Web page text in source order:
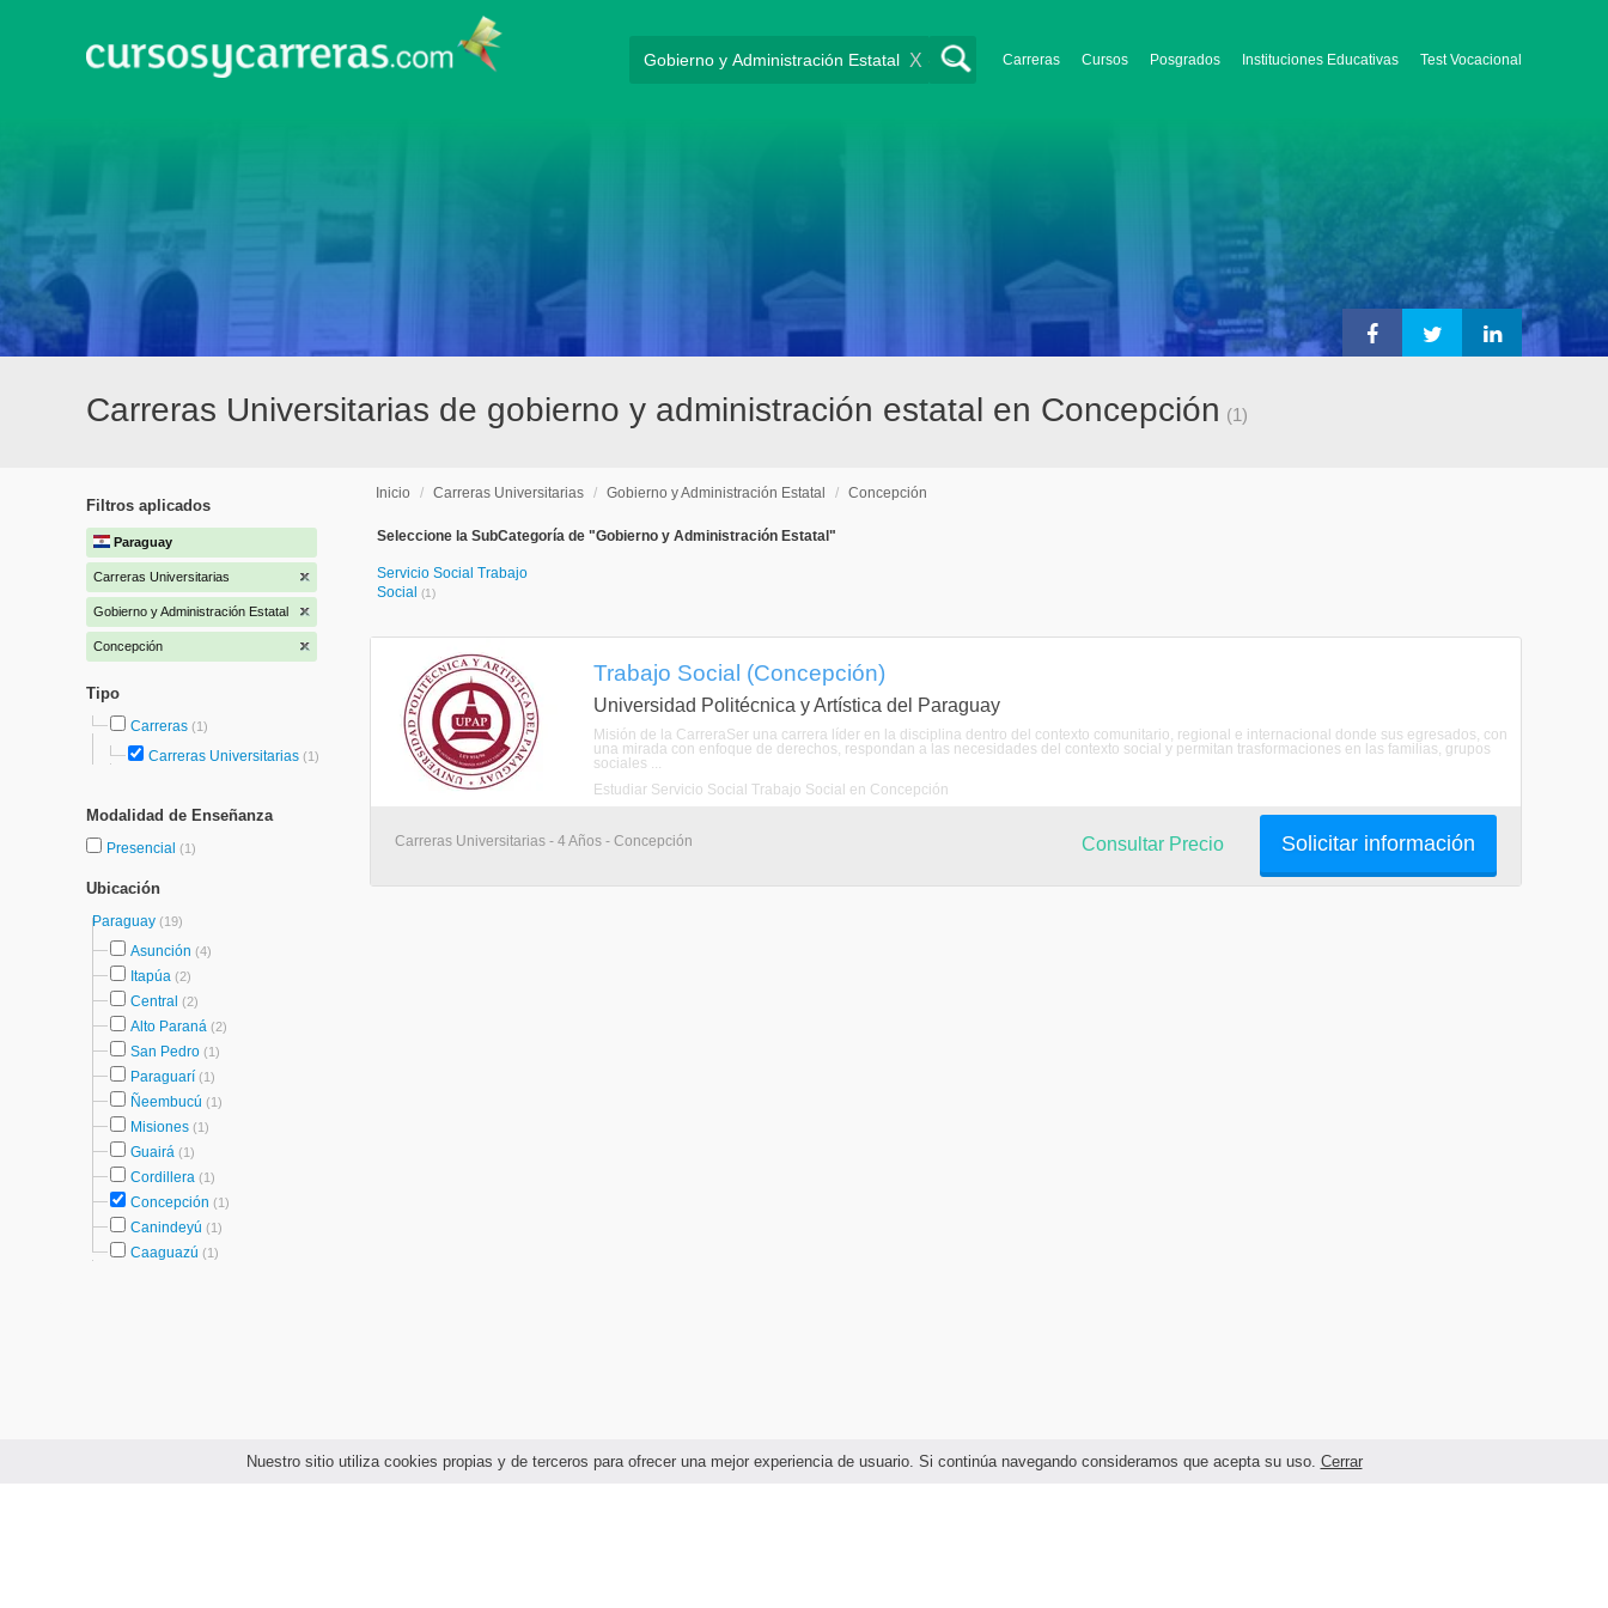
Nuestro sitio utiliza cookies propias y de terceros para ofrecer una mejor experiencia de usuario. Si continúa navegando consideramos que acepta su uso. Cerrar
Carreras Cursos Posgrados Instituciones Educativas Test Vocacional
X
Carreras Universitarias de gobierno y administración estatal en Concepción (1)
Filtros aplicados
Paraguay
Carreras Universitarias
Gobierno y Administración Estatal
Concepción
Tipo
Carreras (1)
Carreras Universitarias (1)
Modalidad de Enseñanza
Presencial (1)
Ubicación
Paraguay (19)
Asunción (4)
Itapúa (2)
Central (2)
Alto Paraná (2)
San Pedro (1)
Paraguarí (1)
Ñeembucú (1)
Misiones (1)
Guairá (1)
Cordillera (1)
Concepción (1)
Canindeyú (1)
Caaguazú (1)
Inicio / Carreras Universitarias / Gobierno y Administración Estatal / Concepción
Seleccione la SubCategoría de "Gobierno y Administración Estatal"
Servicio Social Trabajo
Social (1)
Trabajo Social (Concepción)
Universidad Politécnica y Artística del Paraguay
Misión de la CarreraSer una carrera líder en la disciplina dentro del contexto comunitario, regional e internacional donde sus egresados, con
una mirada con enfoque de derechos, respondan a las necesidades del contexto social y permitan trasformaciones en las familias, grupos
sociales ...
Estudiar Servicio Social Trabajo Social en Concepción
Carreras Universitarias - 4 Años - Concepción Solicitar información
Consultar Precio